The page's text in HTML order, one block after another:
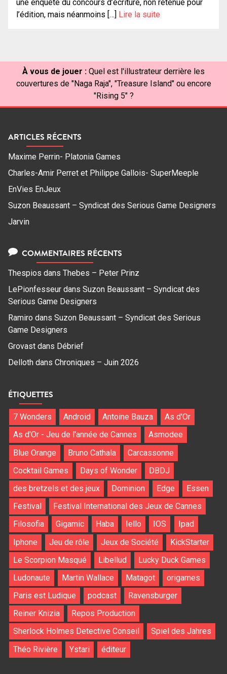
une enquête du concours d’écriture, non retenue pour
l’édition, mais néanmoins […] Lire la suite
À vous de jouer : Quel est l'illustrateur derrière les
couvertures de "Naga Raja", "Treasure Island" ou encore
"Rising 5" ?
ARTICLES RÉCENTS
Maxime Perrin- Platonia Games
Charles-Amir Perret et Philippe Gallois- SuperMeeple
EnVies EnJeux
Suzon Beaussant – Syndicat des Serious Game Designers
Jarvin
COMMENTAIRES RÉCENTS
Thespios dans Thebes – Peter Prinz
LePionfesseur dans Suzon Beaussant – Syndicat des
Serious Game Designers
Ramiro dans Suzon Beaussant – Syndicat des Serious
Game Designers
Grovast dans Débrief
Delloth dans Chroniques – Juin 2026
ÉTIQUETTES
7 Wonders Android Antoine Bauza
As d'Or
As d'Or - Jeu de l'année de Cannes
Asmodee
Blue Orange
Bruno Cathala
Carcassonne
Cocktail Games
Days of Wonder
DBDJ
des bretzels et des jeux
Dominion Edge
Essen
Festival
Festival International des Jeux de Cannes
Filosofia
Gigamic Haba Iello IOS
Ipad
Iphone
Jeu de rôle Jeux de Société
KickStarter
Le Scorpion Masqué
Libellud
Lucky Duck Games
Ludonaute
Martin Wallace Matagot
origames
Paris est Ludique
podcast
Ravensburger
Reiner Knizia
Repos Production
Sherlock Holmes Detective Conseil
Spiel des Jahres
Théo Rivière
Ystari éditeur